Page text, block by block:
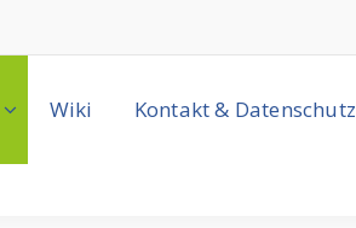
Wiki Kontakt & Datenschutz